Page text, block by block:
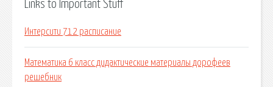
Links to Important Stuff
Интерсити 712 расписание
Математика 6 класс дидактические материалы дорофеев
решебник